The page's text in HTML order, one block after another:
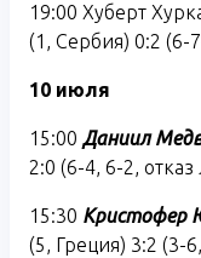
19:00 Хуберт
(1, Сербия) 0:2 (6-
10 июля
15:00 Даниил
2:0 (6-4, 6-2, отказ
15:30 Кристофер
(5, Греция) 3:2 (3-